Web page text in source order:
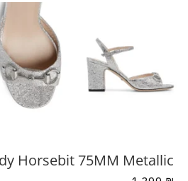
Horsebit 75MM Metallic